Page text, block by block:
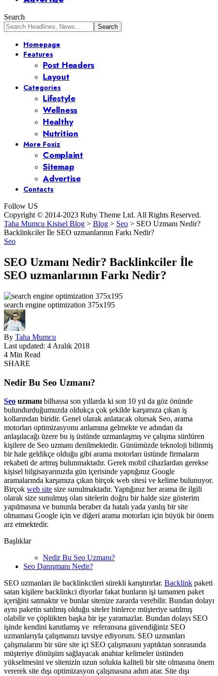
Search
Homepage
Features
Post Headers
Layout
Categories
Lifestyle
Wellness
Healthy
Nutrition
More Foxiz
Complaint
Sitemap
Advertise
Contacts
Follow US
Copyright © 2014-2023 Ruby Theme Ltd. All Rights Reserved.
Taha Mumcu Kişisel Blog > Blog > Seo > SEO Uzmanı Nedir?
Backlinkciler İle SEO uzmanlarının Farkı Nedir?
Seo
SEO Uzmanı Nedir? Backlinkciler İle
SEO uzmanlarının Farkı Nedir?
search engine optimization 375x195
By Taha Mumcu
Last updated: 4 Aralık 2018
4 Min Read
SHARE
Nedir Bu Seo Uzmanı?
Seo uzmanı bilhassa son yıllarda ki son 10 yıl da göz önünde
bulundurduğumuzda oldukça çok şekilde karşımıza çıkan iş
kollarından biridir. Genel olarak anlatacak olursak Seo, arama
motorları optimizasyonu anlamına gelmekte ve adından da
anlaşılacağı üzere bu iş üstünde uzmanlaşmış ve çalışma sürdüren
kişilere de Seo uzmanı denilmektedir. Günümüzde teknoloji bilinmiş
bir hale geldikçe olduğu gibi arama motorları üstünde firmaların
rekabeti de artmış bulunmaktadır. Gerek mobil cihazlardan gerekse
kişisel bilgisayarınızda gün içerisinde yaptığınız Google
aramalarında karşımıza çıkan birçok web sitesi ve kelime bulunuyor.
Birçok web site size sunulmaktadır. Yaptığınız her arama ile ilgili
olarak size sunulmuş olan sitelerin doğru bir halde size gösterim
yapılmasına ve bununla beraber da hatalı yada yanlış bir site
olmaması Google için ve diğeri arama motorları için büyük bir önem
arz etmektedir.
Başlıklar
Nedir Bu Seo Uzmanı?
Seo Danışmanı Nedir?
SEO uzmanları ile backlinkcileri sürekli karıştırırlar. Backlink paketi
satan kişilere backlinkci diyorlar fakat bunların işi tamamen paket
içeriğini satmaktır ve bunlar sitenize zararda verebilir. Bundan dolayı
aynı paketin satılmış olduğu siteler binlerce müşteriye satılmış
olabilir ve çöplükten başka bir işe yaramazlar. Bundan dolayı SEO
işinde kendini kanıtlamış ve referansına güvendiğiniz SEO
uzmanlarıyla çalışmanızı tavsiye ediyorum. SEO uzmanları
çalışmalarını bir süre site içi SEO çalışmasını yaptıktan sonrasında
müşteriye dönüşüm sağlayacak anahtar kelimeler üstünden
yükselmesini ve sitenizin uzun solukta kaliteli bir site olmasına önem
vererek site dışı optimizasyon çalışmasına adım atar. Site dışı